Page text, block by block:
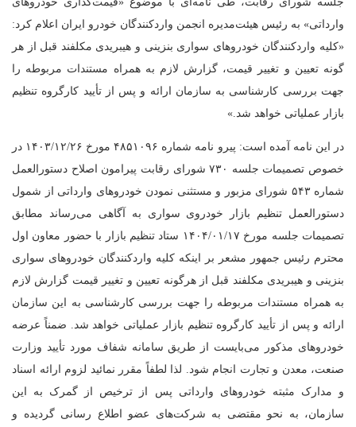
وارداتی» به رئیس هیئت‌مدیره انجمن واردکنندگان خودرو ایران اعلام کرد:
«کلیه واردکنندگان خودروهای سواری بنزینی و هیبریدی مکلفند قبل از هر
گونه تعیین و تغییر قیمت، گزارش لازم به همراه مستندات مربوطه را
جهت بررسی کارشناسی به سازمان ارائه و پس از تأیید کارگروه تنظیم
بازار عملیاتی خواهد شد.»
در این نامه آمده است: پیرو نامه شماره ۴۸۵۱۰۹۶ مورخ ۱۴۰۳/۱۲/۲۶ در
خصوص تصمیمات جلسه ۷۳۰ شورای رقابت پیرامون اصلاح دستورالعمل
شماره ۵۴۳ شورای مزبور و مستثنی نمودن خودروهای وارداتی از شمول
دستورالعمل تنظیم بازار خودروی سواری به آگاهی می‌رساند مطابق
تصمیمات جلسه مورخ ۱۴۰۴/۰۱/۱۷ ستاد تنظیم بازار با حضور معاون اول
محترم رئیس جمهور مشعر بر اینکه کلیه واردکنندگان خودروهای سواری
بنزینی و هیبریدی مکلفند قبل از هرگونه تعیین و تغییر قیمت گزارش لازم
به همراه مستندات مربوطه را جهت بررسی کارشناسی به این سازمان
ارائه و پس از تأیید کارگروه تنظیم بازار عملیاتی خواهد شد. ضمناً عرضه
خودروهای مذکور می‌بایست از طریق سامانه شفاف مورد تأیید وزارت
صنعت، معدن و تجارت انجام شود. لذا لطفاً مقرر نمائید لزوم ارائه اسناد
و مدارک مثبته خودروهای وارداتی پس از ترخیص از گمرک به این
سازمان، به نحو مقتضی به شرکت‌های عضو اطلاع رسانی گردیده و